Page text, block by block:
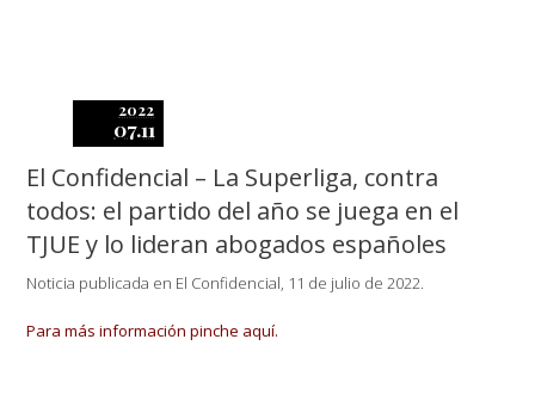
2022
07.11
El Confidencial – La Superliga, contra
todos: el partido del año se juega en el
TJUE y lo lideran abogados españoles
Noticia publicada en El Confidencial, 11 de julio de 2022.
Para más información pinche aquí.